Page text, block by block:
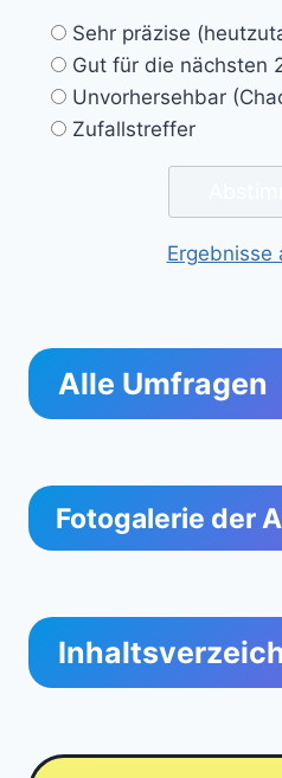
Sehr präzise
Gut für die nächsten
Unvorhersehbar
Zufallstreffer
Ergebnisse
Alle Umfragen
Fotogalerie der